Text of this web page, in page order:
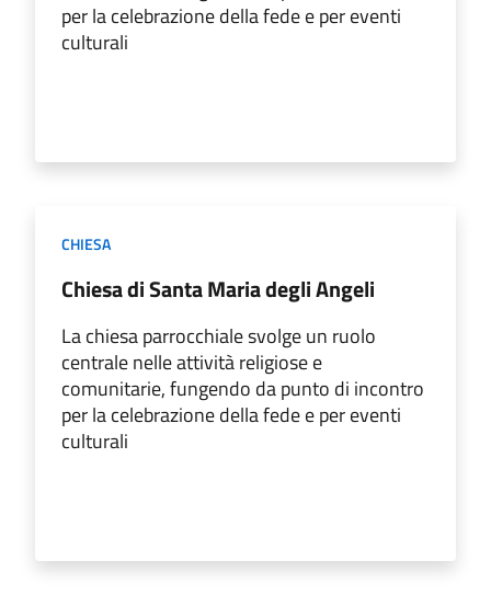
per la celebrazione della fede e per eventi
culturali
CHIESA
Chiesa di Santa Maria degli Angeli
La chiesa parrocchiale svolge un ruolo
centrale nelle attività religiose e
comunitarie, fungendo da punto di incontro
per la celebrazione della fede e per eventi
culturali